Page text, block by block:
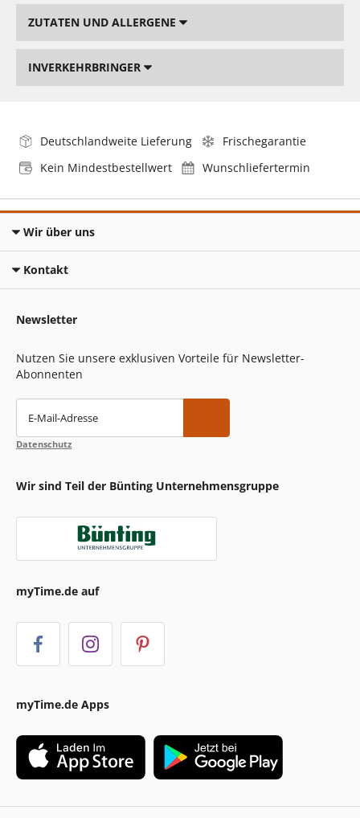
ZUTATEN UND ALLERGENE
INVERKEHRBRINGER
Deutschlandweite Lieferung
Frischegarantie
Kein Mindestbestellwert
Wunschliefertermin
Wir über uns
Kontakt
Newsletter
Nutzen Sie unsere exklusiven Vorteile für Newsletter-
Abonnenten
E-Mail-Adresse
Datenschutz
Wir sind Teil der Bünting Unternehmensgruppe
myTime.de auf
myTime.de Apps